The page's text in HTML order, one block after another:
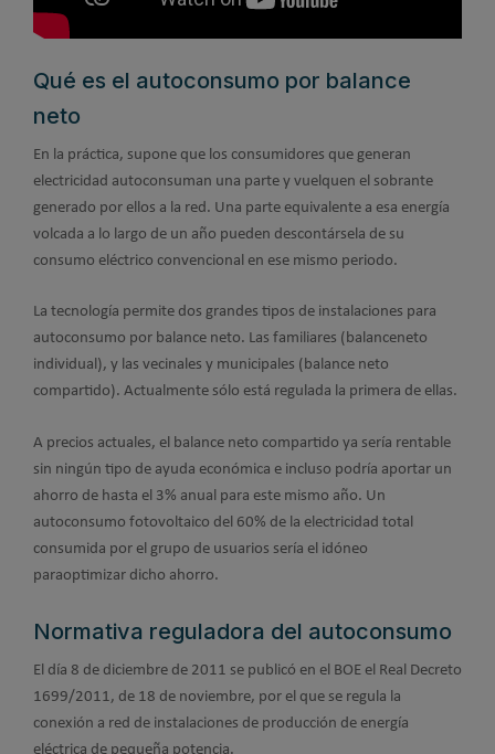
Qué es el autoconsumo por balance
neto
En la práctica, supone que los consumidores que generan
electricidad autoconsuman una parte y vuelquen el sobrante
generado por ellos a la red. Una parte equivalente a esa energía
volcada a lo largo de un año pueden descontársela de su
consumo eléctrico convencional en ese mismo periodo.
La tecnología permite dos grandes tipos de instalaciones para
autoconsumo por balance neto. Las familiares (balanceneto
individual), y las vecinales y municipales (balance neto
compartido). Actualmente sólo está regulada la primera de ellas.
A precios actuales, el balance neto compartido ya sería rentable
sin ningún tipo de ayuda económica e incluso podría aportar un
ahorro de hasta el 3% anual para este mismo año. Un
autoconsumo fotovoltaico del 60% de la electricidad total
consumida por el grupo de usuarios sería el idóneo
paraoptimizar dicho ahorro.
Normativa reguladora del autoconsumo
El día 8 de diciembre de 2011 se publicó en el BOE el Real Decreto
1699/2011, de 18 de noviembre, por el que se regula la
conexión a red de instalaciones de producción de energía
eléctrica de pequeña potencia.